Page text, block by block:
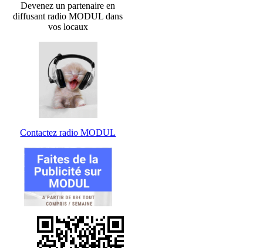
Devenez un partenaire en
diffusant radio MODUL dans
vos locaux
Contactez radio MODUL